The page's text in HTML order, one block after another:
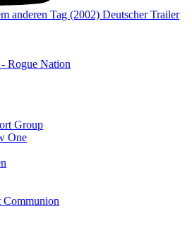
anderen Tag (2002) Deutscher Trailer
Rogue Nation
Group
One